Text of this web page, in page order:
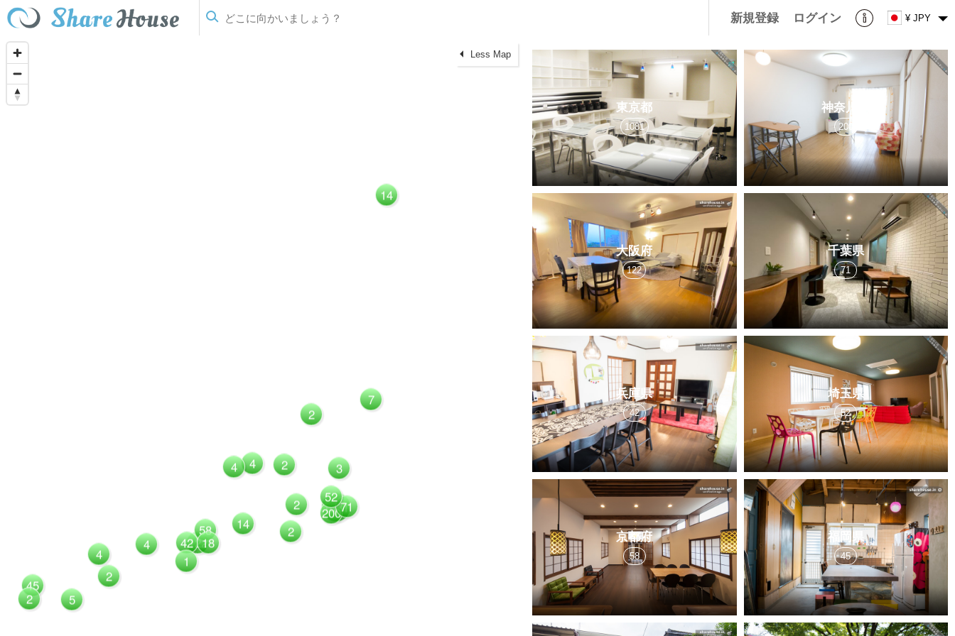
新規登録 ログイン ¥ JPY
Less Map
1081
200
122
71
42
52
58
45
14
14
4
5
7
2
2
4
3
4
18
2
1
2
4
2
2
東京都
1081
神奈川県
200
大阪府
122
千葉県
71
兵庫県
42
埼玉県
52
京都府
58
福岡県
45